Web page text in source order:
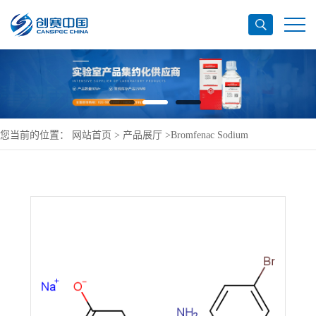
您当前的位置： 网站首页 > 产品展厅 >Bromfenac Sodium